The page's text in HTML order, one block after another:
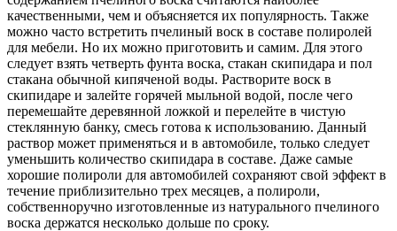
качественными, чем и объясняется их популярность. Также
можно часто встретить пчелиный воск в составе полиролей
для мебели. Но их можно приготовить и самим. Для этого
следует взять четверть фунта воска, стакан скипидара и пол
стакана обычной кипяченой воды. Растворите воск в
скипидаре и залейте горячей мыльной водой, после чего
перемешайте деревянной ложкой и перелейте в чистую
стеклянную банку, смесь готова к использованию. Данный
раствор может применяться и в автомобиле, только следует
уменьшить количество скипидара в составе. Даже самые
хорошие полироли для автомобилей сохраняют свой эффект в
течение приблизительно трех месяцев, а полироли,
собственноручно изготовленные из натурального пчелиного
воска держатся несколько дольше по сроку.